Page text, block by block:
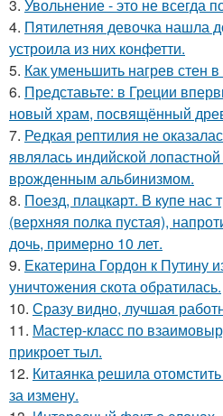
3. Увольнение - это не всегда
4. Пятилетняя девочка нашла
устроила из них конфетти.
5. Как уменьшить нагрев стен
6. Представьте: в Греции
новый храм, посвящённый
7. Редкая рептилия не
являлась индийской
врожденным альбинизмом.
8. Поезд, плацкарт. В купе нас
(верхняя полка пустая),
дочь, примерно 10 лет.
9. Екатерина Гордон к Путину
уничтожения скота обратилась.
10. Сразу видно, лучшая
11. Мастер-класс по
прикроет тыл.
12. Китаянка решила
за измену.